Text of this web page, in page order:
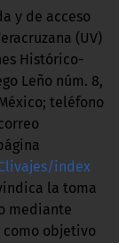
y de acceso
(UV)
Histórico-
Leño núm. 8,
teléfono
index
la toma
mediante
como objetivo